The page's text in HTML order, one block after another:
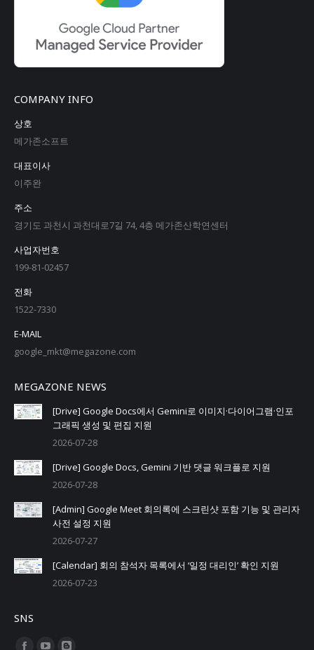
COMPANY INFO
상호
메가존소프트
대표이사
이주완
주소
경기도 과천시 과천대로7길 74, 4층 메가존산학연센터
사업자번호
199-81-02457
전화
1522-7330
E-MAIL
google_mkt@megazone.com
MEGAZONE NEWS
[Drive] Google Docs에서 Gemini로 이미지·다이어그램·인포
그래픽 생성 및 편집 지원
2026-07-28
[Drive] Google Docs, Gemini 기반 댓글 워크플로 지원
2026-07-28
[Admin] Google Meet 회의록에 스크린샷 포함 기능 및 관리자
사전 설정 지원
2026-07-27
[Calendar] 회의 참석자 목록에서 ‘일정 대리인’ 확인 지원
2026-07-23
SNS
Find us on: